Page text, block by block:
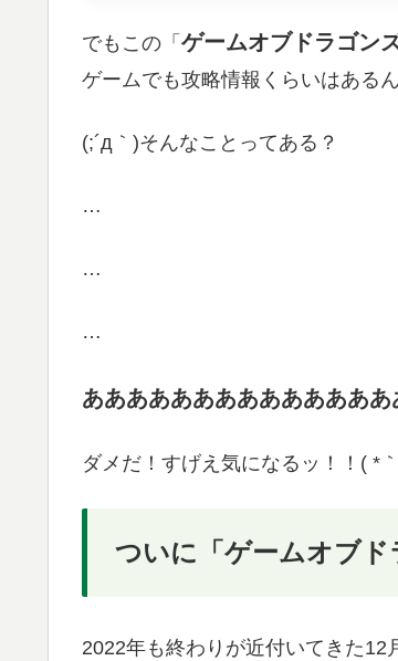
でもこの「 ゲームオブドラゴン
ゲームでも攻略情報くらいはある
(;´д｀)そんなことってある？
…
…
…
ああああああああああああああ
ダメだ！すげえ気になるッ！！( *
ついに「ゲームオブド
2022年も終わりが近付いてきた